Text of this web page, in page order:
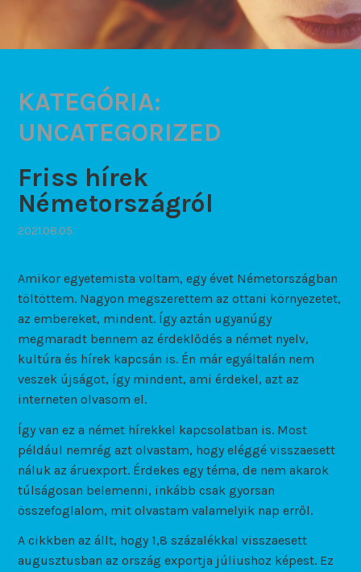
KATEGÓRIA:
UNCATEGORIZED
Friss hírek
Németországról
2021.08.05.
Amikor egyetemista voltam, egy évet Németországban
töltöttem. Nagyon megszerettem az ottani környezetet,
az embereket, mindent. Így aztán ugyanúgy
megmaradt bennem az érdeklődés a német nyelv,
kultúra és hírek kapcsán is. Én már egyáltalán nem
veszek újságot, így mindent, ami érdekel, azt az
interneten olvasom el.
Így van ez a német hírekkel kapcsolatban is. Most
például nemrég azt olvastam, hogy eléggé visszaesett
náluk az áruexport. Érdekes egy téma, de nem akarok
túlságosan belemenni, inkább csak gyorsan
összefoglalom, mit olvastam valamelyik nap erről.
A cikkben az állt, hogy 1,8 százalékkal visszaesett
augusztusban az ország exportja júliushoz képest. Ez